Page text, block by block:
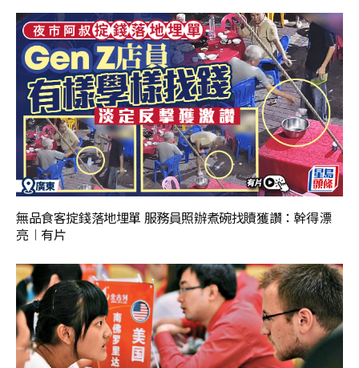
無品食客掟錢落地埋單 服務員照辦煮碗找贖獲讚：幹得漂
亮︱有片